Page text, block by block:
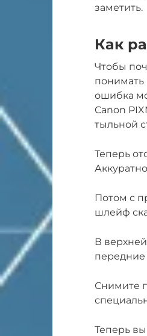
заметить.
Как
Чтобы
понимать
ошибка
Canon
тыльной
Теперь
Потом с
шлейф
В
передние
Снимите
Теперь